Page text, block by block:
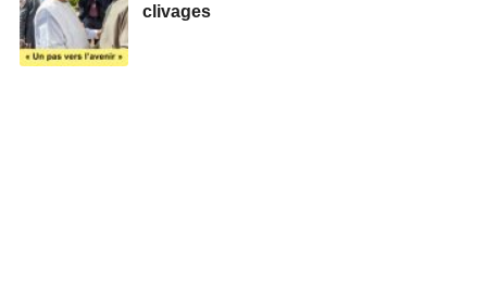
clivages